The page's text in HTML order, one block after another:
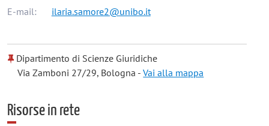
E-mail: ilaria.samore2@unibo.it
Dipartimento di Scienze Giuridiche
Via Zamboni 27/29, Bologna -Vai alla mappa
Risorse in rete